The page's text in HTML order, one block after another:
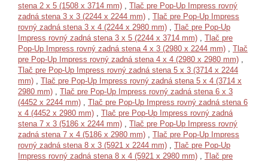
stena 2 x 5 (1508 x 3714 mm) , Tlač pre Pop-Up Impress rovný
zadná stena 3 x 3 (2244 x 2244 mm) , Tlač pre Pop-Up Impress
rovný zadná stena 3 x 4 (2244 x 2980 mm) , Tlač pre Pop-Up
Impress rovný zadná stena 3 x 5 (2244 x 3714 mm) , Tlač pre
Pop-Up Impress rovný zadná stena 4 x 3 (2980 x 2244 mm) , Tlač
pre Pop-Up Impress rovný zadná stena 4 x 4 (2980 x 2980 mm) ,
Tlač pre Pop-Up Impress rovný zadná stena 5 x 3 (3714 x 2244
mm) , Tlač pre Pop-Up Impress rovný zadná stena 5 x 4 (3714 x
2980 mm) , Tlač pre Pop-Up Impress rovný zadná stena 6 x 3
(4452 x 2244 mm) , Tlač pre Pop-Up Impress rovný zadná stena 6
x 4 (4452 x 2980 mm) , Tlač pre Pop-Up Impress rovný zadná
stena 7 x 3 (5186 x 2244 mm) , Tlač pre Pop-Up Impress rovný
zadná stena 7 x 4 (5186 x 2980 mm) , Tlač pre Pop-Up Impress
rovný zadná stena 8 x 3 (5921 x 2244 mm) , Tlač pre Pop-Up
Impress rovný zadná stena 8 x 4 (5921 x 2980 mm) , Tlač pre